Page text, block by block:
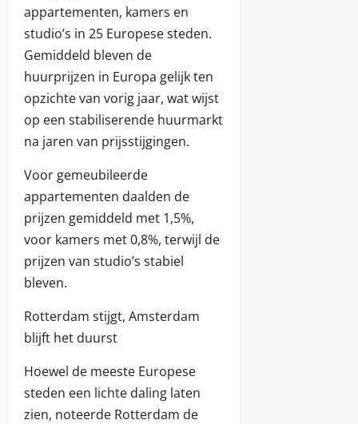
appartementen, kamers en
studio’s in 25 Europese steden.
Gemiddeld bleven de
huurprijzen in Europa gelijk ten
opzichte van vorig jaar, wat wijst
op een stabiliserende huurmarkt
na jaren van prijsstijgingen.
Voor gemeubileerde
appartementen daalden de
prijzen gemiddeld met 1,5%,
voor kamers met 0,8%, terwijl de
prijzen van studio’s stabiel
bleven.
Rotterdam stijgt, Amsterdam
blijft het duurst
Hoewel de meeste Europese
steden een lichte daling laten
zien, noteerde Rotterdam de